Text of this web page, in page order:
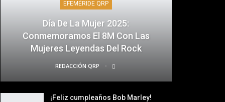
EFEMÉRIDE QRP
Día De La Mujer 2025:
Conmemoramos El 8M Con Las
Mujeres Leyendas Del Rock
REDACCIÓN QRP
¡Feliz cumpleaños Bob Marley!